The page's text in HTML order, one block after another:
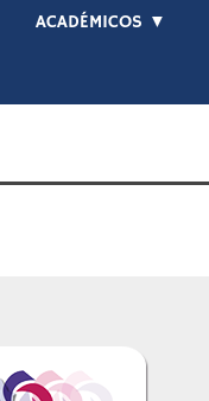
ACADÉMICOS ▼